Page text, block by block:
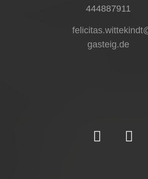
444887911
gasteig.de